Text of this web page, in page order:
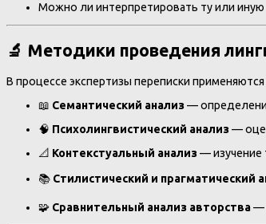
Можно ли интерпретировать ту или иную
🔬 Методики проведения
В процессе экспертизы переписки
📖 Семантический анализ—
🧠 Психолингвистический анализ—
📐 Контекстуальный анализ— изучение
📚 Стилистический и прагматический
🧩 Сравнительный анализ авторства—